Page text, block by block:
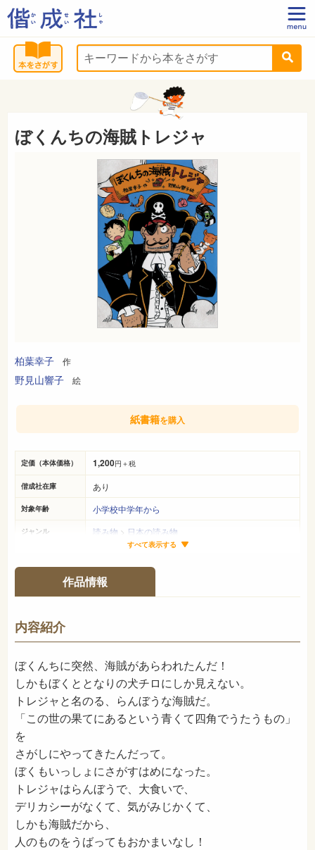
ぼくんちの海賊トレジャ
柏葉幸子 作
野見山響子 絵
定価（本体価格） 1,200円＋税
偕成社在庫 あり
対象年齢 小学校中学年から
ジャンル 読み物 > 日本の読み物
126ページ
ISBN 978-4-03-530750-1
NDC
発売日 2019年6月
すべて表示する
紙書籍を購入
作品情報
内容紹介
ぼくんちに突然、海賊があらわれたんだ！
しかもぼくととなりの犬チロにしか見えない。
トレジャと名のる、らんぼうな海賊だ。
「この世の果てにあるという青くて四角でうたうもの」
を
さがしにやってきたんだって。
ぼくもいっしょにさがすはめになった。
トレジャはらんぼうで、大食いで、
デリカシーがなくて、気がみじかくて、
しかも海賊だから、
人のものをうばってもおかまいなし！